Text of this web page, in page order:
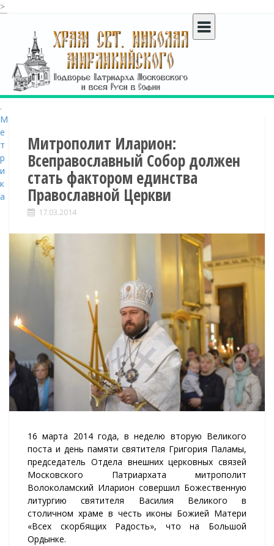
>
c
o
n
t
e
n
t
Митрополит Иларион:
Всеправославный Собор должен
стать фактором единства
Православной Церкви
17.03.2014
16 марта 2014 года, в неделю вторую Великого
поста и день памяти святителя Григория Паламы,
председатель Отдела внешних церковных связей
Московского Патриархата митрополит
Волоколамский Иларион совершил Божественную
литургию святителя Василия Великого в
столичном храме в честь иконы Божией Матери
«Всех скорбящих Радость», что на Большой
Ордынке.